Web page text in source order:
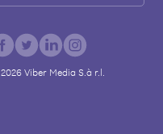
2026Viber Media S.à r.l.